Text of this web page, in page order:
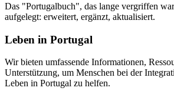
Das "Portugalbuch", das lange vergriffen
aufgelegt: erweitert, ergänzt, aktualisiert.
Leben in Portugal
Wir bieten umfassende Informationen,
Unterstützung, um Menschen bei der
Leben in Portugal zu helfen.